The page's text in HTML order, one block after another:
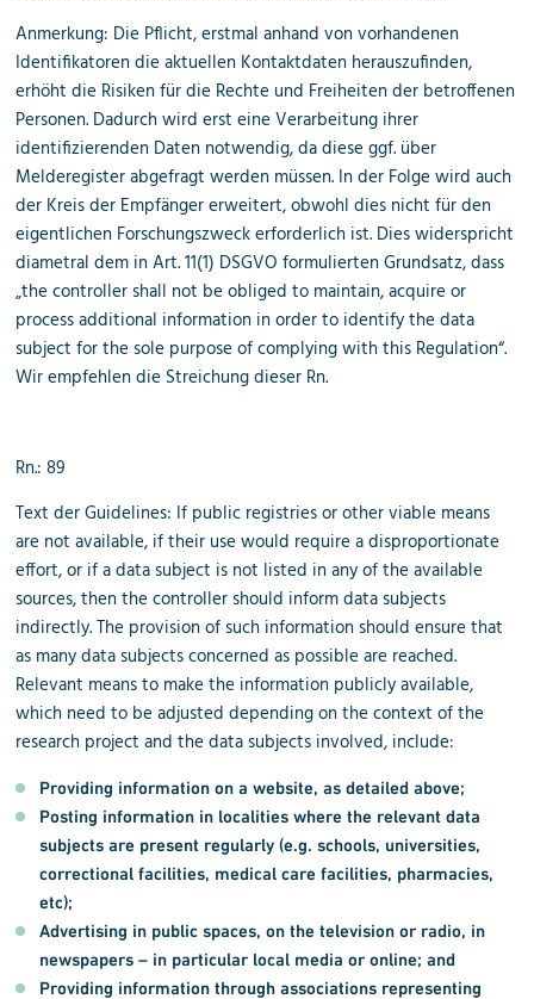
Anmerkung: Die Pflicht, erstmal anhand von vorhandenen
Identifikatoren die aktuellen Kontaktdaten herauszufinden,
erhöht die Risiken für die Rechte und Freiheiten der betroffenen
Personen. Dadurch wird erst eine Verarbeitung ihrer
identifizierenden Daten notwendig, da diese ggf. über
Melderegister abgefragt werden müssen. In der Folge wird auch
der Kreis der Empfänger erweitert, obwohl dies nicht für den
eigentlichen Forschungszweck erforderlich ist. Dies widerspricht
diametral dem in Art. 11(1) DSGVO formulierten Grundsatz, dass
„the controller shall not be obliged to maintain, acquire or
process additional information in order to identify the data
subject for the sole purpose of complying with this Regulation“.
Wir empfehlen die Streichung dieser Rn.
Rn.: 89
Text der Guidelines: If public registries or other viable means
are not available, if their use would require a disproportionate
effort, or if a data subject is not listed in any of the available
sources, then the controller should inform data subjects
indirectly. The provision of such information should ensure that
as many data subjects concerned as possible are reached.
Relevant means to make the information publicly available,
which need to be adjusted depending on the context of the
research project and the data subjects involved, include:
Providing information on a website, as detailed above;
Posting information in localities where the relevant data
subjects are present regularly (e.g. schools, universities,
correctional facilities, medical care facilities, pharmacies,
etc);
Advertising in public spaces, on the television or radio, in
newspapers – in particular local media or online; and
Providing information through associations representing